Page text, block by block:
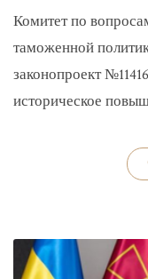
Комитет по
таможенной
законопроект
историческое